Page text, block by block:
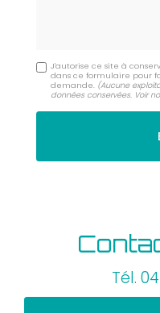
J'autorise ce site à
dans ce formulaire pour
demande. (Aucune
données conservées. Voir
Tél.